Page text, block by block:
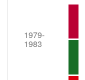
1979-
1983